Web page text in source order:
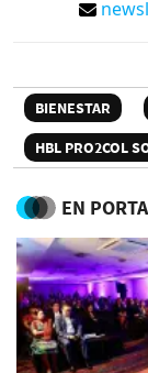
BIENESTAR
HBL PRO2COL
EN